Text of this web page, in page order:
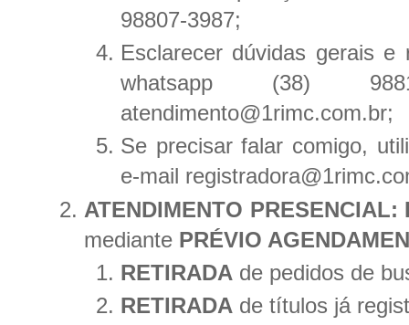
98807-3987;
Esclarecer dúvidas gerais e
whatsapp (38)
atendimento@1rimc.com.br;
Se precisar falar comigo,
e-mail
ATENDIMENTO
mediante PRÉVIO
RETIRADA de pedidos de
RETIRADA de títulos já